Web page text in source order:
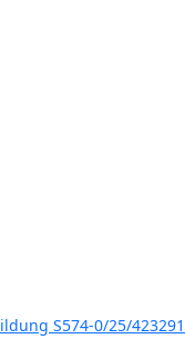
S574-0/25/423291